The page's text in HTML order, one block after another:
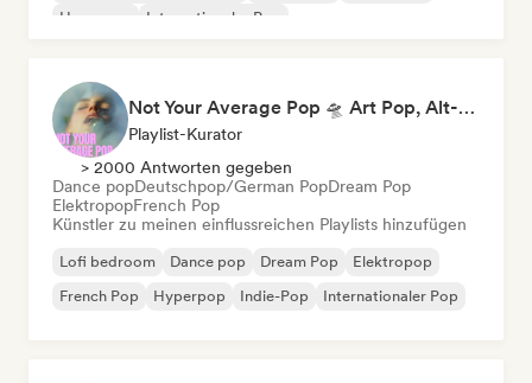
Hyperpop
Internationaler Pop
Not Your Average Pop 🛸 Art Pop, Alt-Pop & Indie Pop
Playlist-Kurator
> 2000 Antworten gegeben
Dance popDeutschpop/German PopDream Pop
ElektropopFrench Pop
Künstler zu meinen einflussreichen Playlists hinzufügen
Lofi bedroom Dance pop Dream Pop
Elektropop
French Pop
Hyperpop Indie-Pop Internationaler Pop